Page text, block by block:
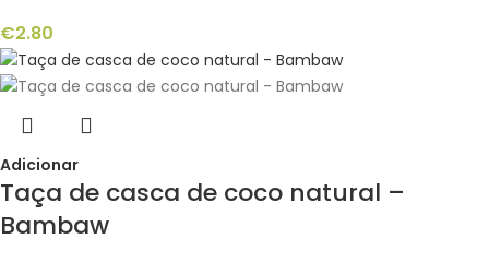
€2.80
Adicionar
Taça de casca de coco natural –
Bambaw